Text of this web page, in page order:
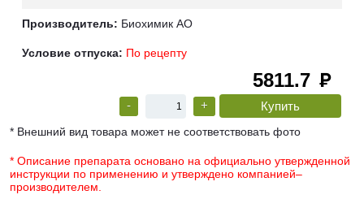
Производитель: Биохимик АО
Условие отпуска: По рецепту
5811.7 руб
- +
* Внешний вид товара может не соответствовать фото
* Описание препарата основано на официально утвержденной
инструкции по применению и утверждено компанией–
производителем.